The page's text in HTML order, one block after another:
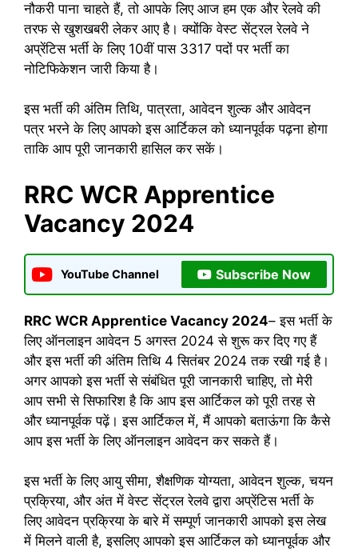
नौकरी पाना चाहते हैं, तो आपके लिए आज हम एक और रेलवे की
तरफ से खुशखबरी लेकर आए है। क्योंकि वेस्ट सेंट्रल रेलवे ने
अप्रेंटिस भर्ती के लिए 10वीं पास 3317 पदों पर भर्ती का
नोटिफिकेशन जारी किया है।
इस भर्ती की अंतिम तिथि, पात्रता, आवेदन शुल्क और आवेदन
पत्र भरने के लिए आपको इस आर्टिकल को ध्यानपूर्वक पढ़ना होगा
ताकि आप पूरी जानकारी हासिल कर सकें।
RRC WCR Apprentice
Vacancy 2024
YouTube Channel Subscribe Now
RRC WCR Apprentice Vacancy 2024– इस भर्ती के
लिए ऑनलाइन आवेदन 5 अगस्त 2024 से शुरू कर दिए गए हैं
और इस भर्ती की अंतिम तिथि 4 सितंबर 2024 तक रखी गई है।
अगर आपको इस भर्ती से संबंधित पूरी जानकारी चाहिए, तो मेरी
आप सभी से सिफारिश है कि आप इस आर्टिकल को पूरी तरह से
और ध्यानपूर्वक पढ़ें। इस आर्टिकल में, मैं आपको बताऊंगा कि कैसे
आप इस भर्ती के लिए ऑनलाइन आवेदन कर सकते हैं।
इस भर्ती के लिए आयु सीमा, शैक्षणिक योग्यता, आवेदन शुल्क, चयन
प्रक्रिया, और अंत में वेस्ट सेंट्रल रेलवे द्वारा अप्रेंटिस भर्ती के
लिए आवेदन प्रक्रिया के बारे में सम्पूर्ण जानकारी आपको इस लेख
में मिलने वाली है, इसलिए आपको इस आर्टिकल को ध्यानपूर्वक और